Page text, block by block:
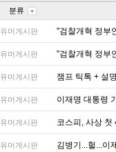
분류
유머게시판 "검찰개혁 정부
유머게시판 "검찰개혁 정부
유머게시판 잼프 틱톡 + 설
유머게시판 이재명 대통령
유머게시판 코스피, 사상
유머게시판 김병기...헐...이